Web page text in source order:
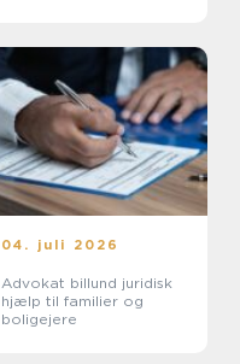
04. juli 2026
Advokat billund juridisk
hjælp til familier og
boligejere